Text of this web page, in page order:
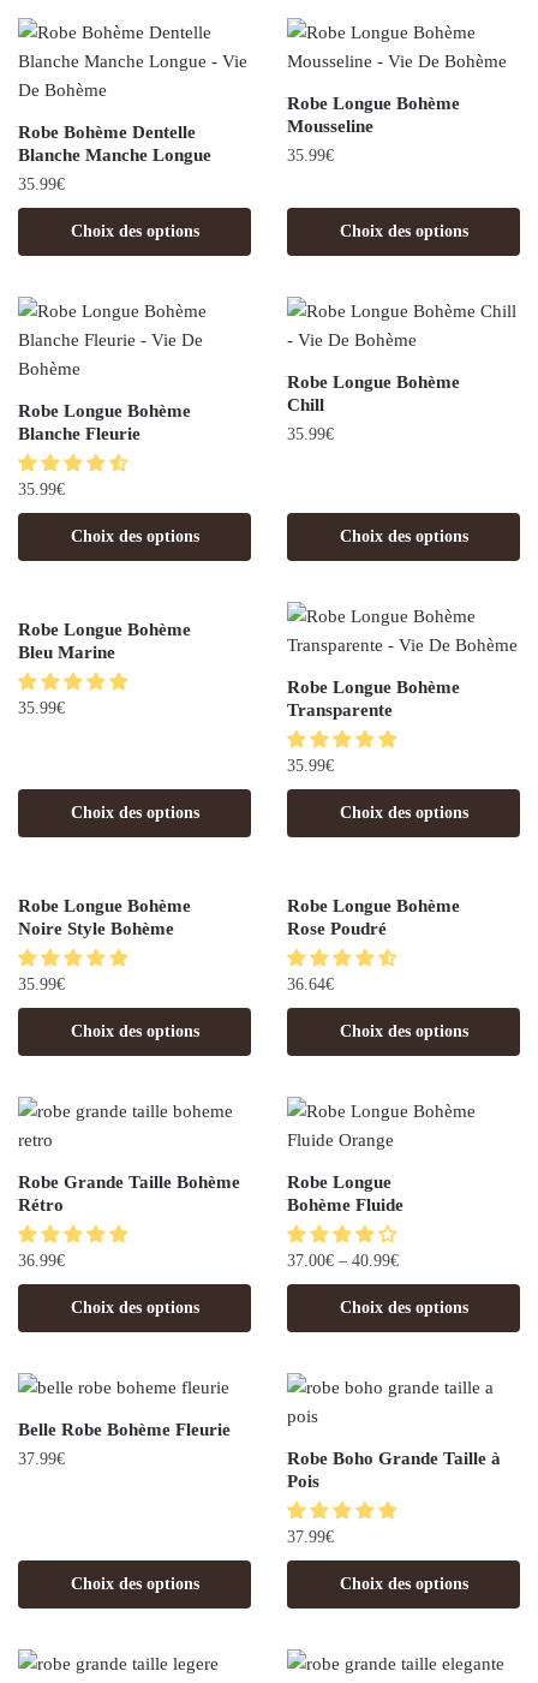
Robe Bohème Dentelle
Blanche Manche Longue
35.99€
Choix des options
Robe Longue Bohème
Mousseline
35.99€
Choix des options
Robe Longue Bohème
Blanche Fleurie
35.99€
Choix des options
Robe Longue Bohème
Chill
35.99€
Choix des options
Robe Longue Bohème
Bleu Marine
35.99€
Choix des options
Robe Longue Bohème
Transparente
35.99€
Choix des options
Robe Longue Bohème
Noire Style Bohème
35.99€
Choix des options
Robe Longue Bohème
Rose Poudré
36.64€
Choix des options
Robe Grande Taille Bohème
Rétro
36.99€
Choix des options
Robe Longue
Bohème Fluide
37.00€ – 40.99€
Choix des options
Belle Robe Bohème Fleurie
37.99€
Choix des options
Robe Boho Grande Taille à
Pois
37.99€
Choix des options